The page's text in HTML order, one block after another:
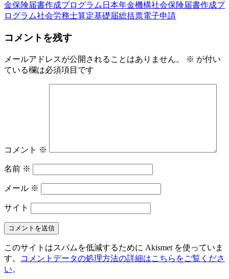
金保険届書作成プログラム 日本年金機構社会保険届書作成プ
ログラム社会労務士算定基礎届総括票電子申請
コメントを残す
メールアドレスが公開されることはありません。 ※ が付い
ている欄は必須項目です
コメント ※
名前 ※
メール ※
サイト
このサイトはスパムを低減するために Akismet を使っていま
す。
コメントデータの処理方法の詳細はこちらをご覧くださ
い。